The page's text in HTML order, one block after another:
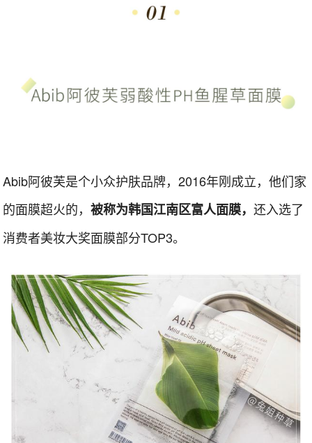
Abib阿彼芙是个小众护肤品牌，2016年刚成立，他们家
的面膜超火的，被称为韩国江南区富人面膜，还入选了
消费者美妆大奖面膜部分TOP3。